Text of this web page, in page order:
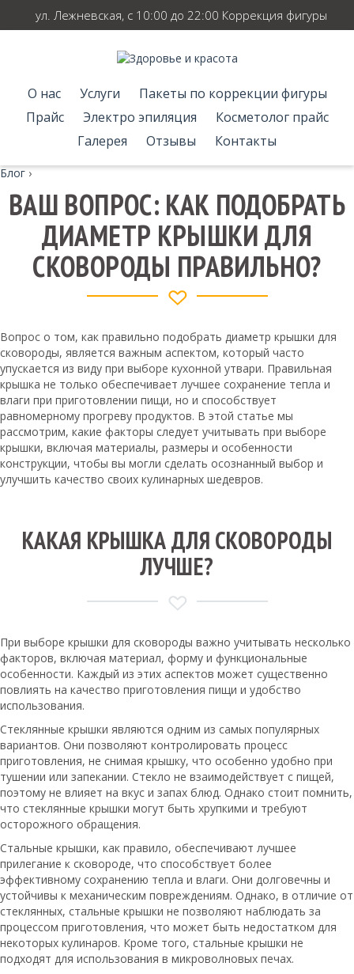
ул. Лежневская, с 10:00 до 22:00 Коррекция фигуры
О нас Услуги
Пакеты по коррекции фигуры
Прайс
Электро эпиляция
Косметолог прайс
Галерея
Отзывы Контакты
Блог ›
ВАШ ВОПРОС: КАК ПОДОБРАТЬ
ДИАМЕТР КРЫШКИ ДЛЯ
СКОВОРОДЫ ПРАВИЛЬНО?
Вопрос о том, как правильно подобрать диаметр крышки для
сковороды, является важным аспектом, который часто
упускается из виду при выборе кухонной утвари. Правильная
крышка не только обеспечивает лучшее сохранение тепла и
влаги при приготовлении пищи, но и способствует
равномерному прогреву продуктов. В этой статье мы
рассмотрим, какие факторы следует учитывать при выборе
крышки, включая материалы, размеры и особенности
конструкции, чтобы вы могли сделать осознанный выбор и
улучшить качество своих кулинарных шедевров.
КАКАЯ КРЫШКА ДЛЯ СКОВОРОДЫ
ЛУЧШЕ?
При выборе крышки для сковороды важно учитывать несколько
факторов, включая материал, форму и функциональные
особенности. Каждый из этих аспектов может существенно
повлиять на качество приготовления пищи и удобство
использования.
Стеклянные крышки являются одним из самых популярных
вариантов. Они позволяют контролировать процесс
приготовления, не снимая крышку, что особенно удобно при
тушении или запекании. Стекло не взаимодействует с пищей,
поэтому не влияет на вкус и запах блюд. Однако стоит помнить,
что стеклянные крышки могут быть хрупкими и требуют
осторожного обращения.
Стальные крышки, как правило, обеспечивают лучшее
прилегание к сковороде, что способствует более
эффективному сохранению тепла и влаги. Они долговечны и
устойчивы к механическим повреждениям. Однако, в отличие от
стеклянных, стальные крышки не позволяют наблюдать за
процессом приготовления, что может быть недостатком для
некоторых кулинаров. Кроме того, стальные крышки не
подходят для использования в микроволновых печах.